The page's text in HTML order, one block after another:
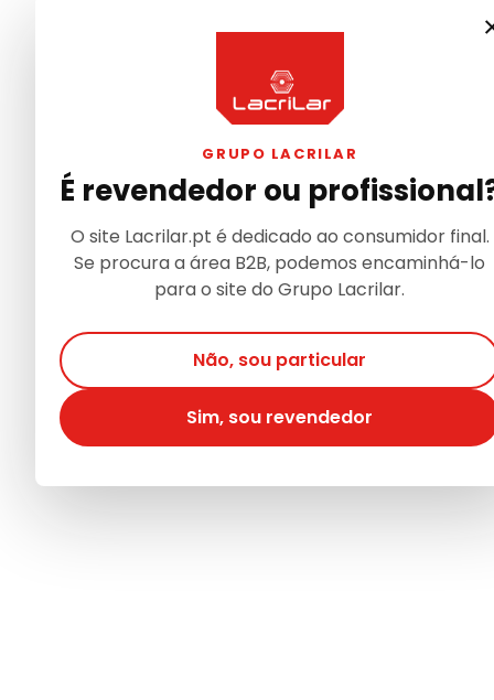
GRUPO LACRILAR
É revendedor ou
O site Lacrilar.pt é dedicado ao consumidor final.
Se procura a área B2B, podemos encaminhá-lo
para o site do Grupo Lacrilar.
Não, sou particular
Sim, sou revendedor